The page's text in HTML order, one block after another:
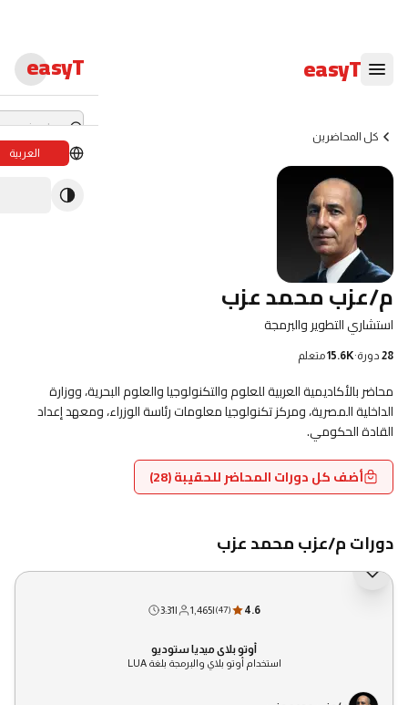
easyT
easyT
الاشتراك
العربية
كل المحاضرين
م/عزب محمد عزب
استشاري التطوير والبرمجة
28 دورة·
15.6Kمتعلم
محاضر بالأكاديمية العربية للعلوم والتكنولوجيا والعلوم البحرية، ووزارة
الداخلية المصرية، ومركز تكنولوجيا معلومات رئاسة الوزراء، ومعهد إعداد
القادة الحكومي.
أضف كل دورات المحاضر للحقيبة (28)
دورات م/عزب محمد عزب
4.6
(47)
|
1,465
|
3:31
أوتو بلاي ميديا ستوديو
استخدام أوتو بلاي والبرمجة بلغة LUA